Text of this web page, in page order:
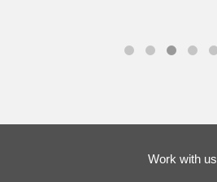
Work with us